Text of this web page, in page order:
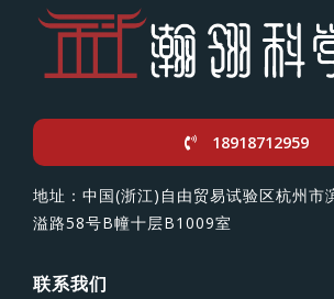
18918712959
地址：中国(浙江)自由贸易试验区杭州市
溢路58号B幢十层B1009室
联系我们